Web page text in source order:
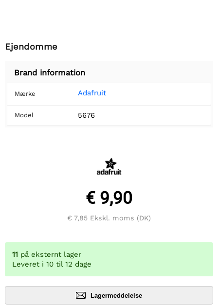
Ejendomme
Brand information
Mærke Adafruit
Model 5676
€ 9,90
€ 7,85 Ekskl. moms (DK)
11 på eksternt lager
Leveret i 10 til 12 dage
Lagermeddelelse